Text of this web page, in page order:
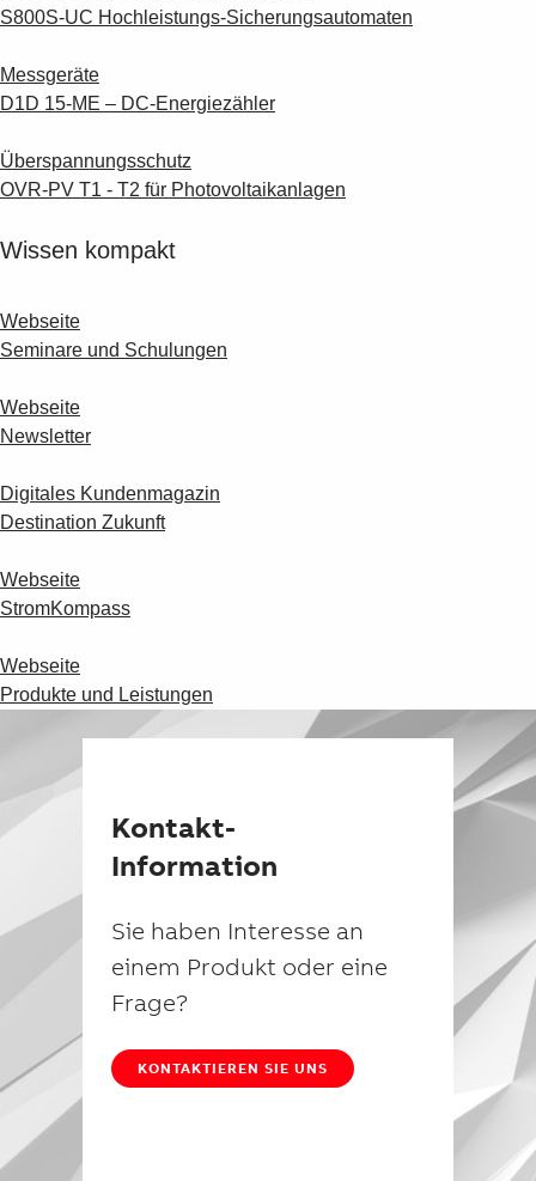
S800S-UC Hochleistungs-Sicherungsautomaten
Messgeräte
D1D 15-ME – DC-Energiezähler
Überspannungsschutz
OVR-PV T1 - T2 für Photovoltaikanlagen
Wissen kompakt
Webseite
Seminare und Schulungen
Webseite
Newsletter
Digitales Kundenmagazin
Destination Zukunft
Webseite
StromKompass
Webseite
Produkte und Leistungen
Kontakt-
Information
Sie haben Interesse an
einem Produkt oder eine
Frage?
KONTAKTIEREN SIE UNS